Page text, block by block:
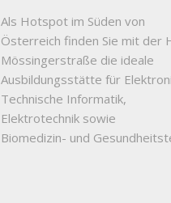
Als Hotspot im Süden von
Österreich finden Sie mit der
Mössingerstraße die ideale
Ausbildungsstätte für
Technische Informatik,
Elektrotechnik sowie
Biomedizin- und